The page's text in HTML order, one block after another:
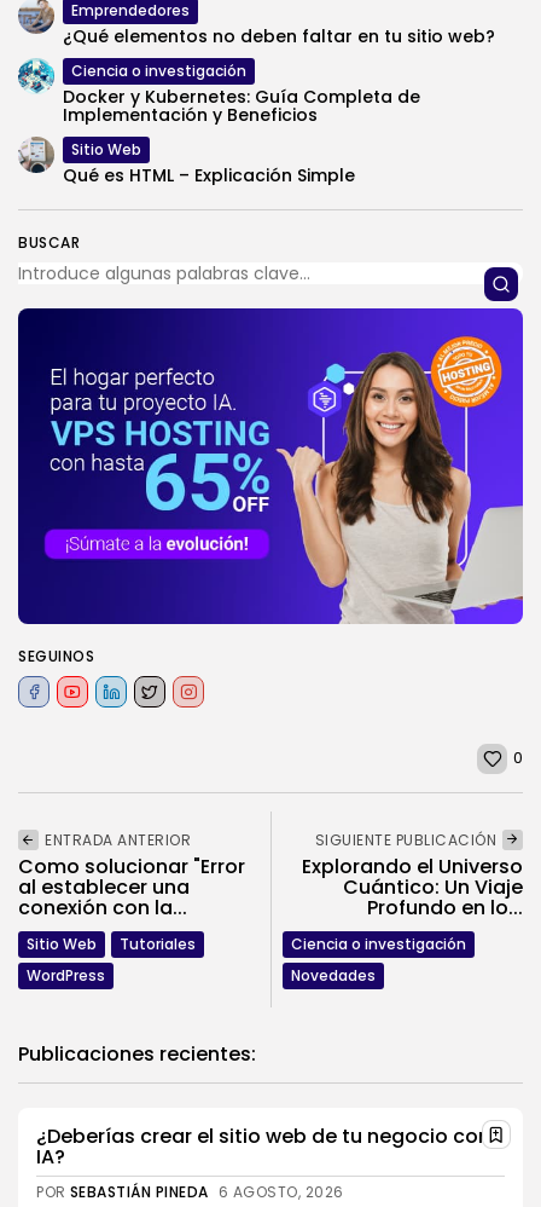
BUSCAR
SEGUINOS
Emprendedores
¿Qué elementos no deben faltar en tu sitio web?
Ciencia o investigación
Docker y Kubernetes: Guía Completa de
Implementación y Beneficios
Sitio Web
Qué es HTML – Explicación Simple
0
ENTRADA ANTERIOR
Como solucionar "Error
al establecer una
conexión con la...
Sitio Web
Tutoriales
WordPress
SIGUIENTE PUBLICACIÓN
Explorando el Universo
Cuántico: Un Viaje
Profundo en lo...
Ciencia o investigación
Novedades
Publicaciones recientes:
¿Deberías crear el sitio web de tu negocio con
IA?
POR SEBASTIÁN PINEDA 6 AGOSTO, 2026